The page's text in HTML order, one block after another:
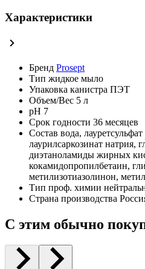
Характеристики
Бренд Prosept
Тип жидкое мыло
Упаковка канистра ПЭТ
Объем/Вес 5 л
pH 7
Срок годности 36 месяцев
Состав вода,
лаурилсаркозинат натрия,
диэтаноламиды жирных
кокамидопропилбетаин,
метилизотиазолинон,
Тип проф. химии
Страна производства
С этим обычно